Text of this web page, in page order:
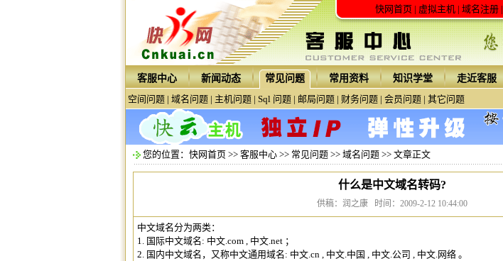
快网首页| 虚拟主机| 域名注册|
客服中心 新闻动态 常见问题 常用资料 知识学堂 走近客服
空间问题 | 域名问题 | 主机问题 | Sql 问题 | 邮局问题 | 财务问题 | 会员问题 | 其它问题
您的位置： 快网首页 >> 客服中心 >> 常见问题 >> 域名问题 >> 文章正文
什么是中文域名转码?
供稿：润之康 时间：2009-2-12 10:44:00
中文域名分为两类：
1. 国际中文域名 : 中文.com , 中文.net ；
2. 国内中文域名 ，又称中文通用域名: 中文.cn , 中文.中国 , 中文.公司 , 中文.网络 。